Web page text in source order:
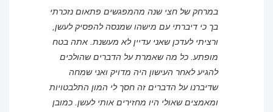
במרחק של חצי שנה מהמפגשים פתאום נזכרתי
בך כי דיברתי עם מישהו שמנסה להפסיק לעשן,
ורציתי לעדכן שאני עדיין לא מעשנת. אתה בטח
מופתע. כל מה שאמרת על הדברים שהולכים
להגיע לאחר העישון היה מדויק ואני שמחה
שדיברנו על הדברים זה חסך לי המון התלבטויות
ומאמצים שאולי היו מחזירים אותי לעשן. כמובן